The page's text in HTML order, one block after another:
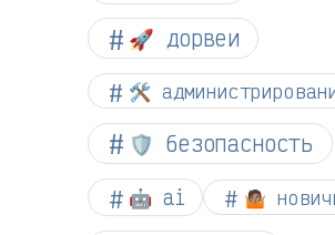
🚀 дорвеи
🛠️
🛡️ безопасность
🤖 ai 🤷🏽